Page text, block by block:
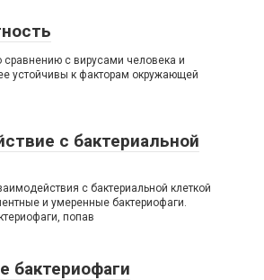
сравнению с вирусами человека и
устойчивы к факторам окружающей
с бактериальной
с бактериальной клеткой
и умеренные бактериофаги.
попав
бактериофаги